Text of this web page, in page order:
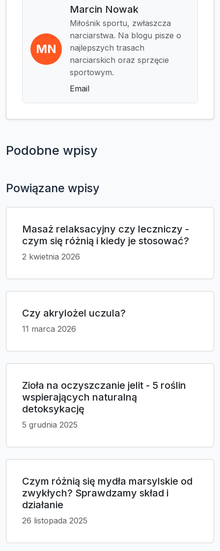
MN
Marcin Nowak
Miłośnik sportu, zwłaszcza
narciarstwa. Na blogu pisze o
najlepszych trasach
narciarskich oraz sprzęcie
sportowym.
Email
Podobne wpisy
Powiązane wpisy
Masaż relaksacyjny czy leczniczy -
czym się różnią i kiedy je stosować?
2 kwietnia 2026
Czy akrylożel uczula?
11 marca 2026
Zioła na oczyszczanie jelit - 5 roślin
wspierających naturalną
detoksykację
5 grudnia 2025
Czym różnią się mydła marsylskie od
zwykłych? Sprawdzamy skład i
działanie
26 listopada 2025